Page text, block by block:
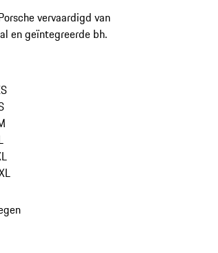
vervaardigd van
en geïntegreerde bh.